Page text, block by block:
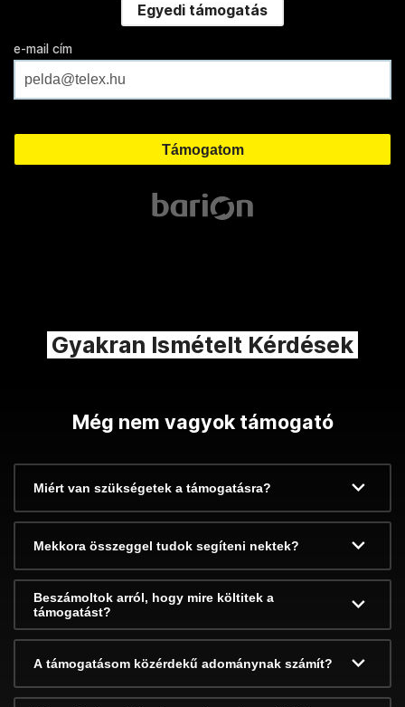
Egyedi támogatás
e-mail cím
Gyakran Ismételt Kérdések
Még nem vagyok támogató
Miért van szükségetek a támogatásra?
Mekkora összeggel tudok segíteni nektek?
Beszámoltok arról, hogy mire költitek a
támogatást?
A támogatásom közérdekű adománynak számít?